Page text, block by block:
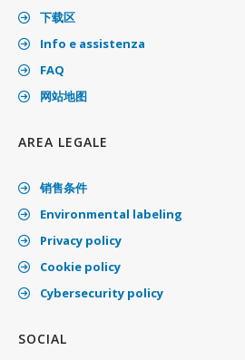
下载区
Info e assistenza
FAQ
网站地图
AREA LEGALE
销售条件
Environmental labeling
Privacy policy
Cookie policy
Cybersecurity policy
SOCIAL